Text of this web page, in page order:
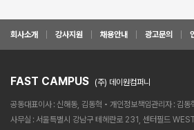
회사소개 강사지원 채용안내 광고문의
FAST CAMPUS (주) 데이원컴퍼니
공동대표이사 신해동, 김동혁 개인정보책임관리자
김동
사무실 서울특별시 강남구 테헤란로 231, 센터필드